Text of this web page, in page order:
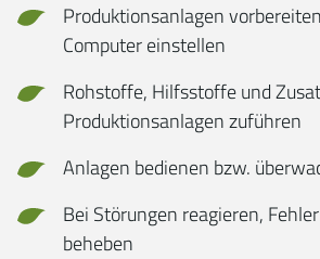
Produktionsanlagen
Computer einstellen
Rohstoffe, Hilfsstoffe und
Produktionsanlagen zuführen
Anlagen bedienen bzw.
Bei Störungen reagieren,
beheben